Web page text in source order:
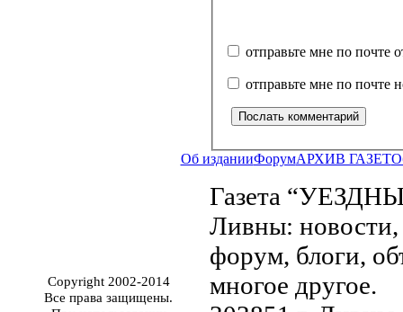
отправьте мне по почте
отправьте мне по почте
Об изданииФорумАРХИВ ГАЗЕТ
Copyright 2002-2014
Все права защищены.
Газета
Ливны: новости,
форум, блоги,
многое другое.